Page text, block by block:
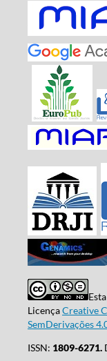
LicençaCreative
SemDerivações
ISSN: 1809-6271.